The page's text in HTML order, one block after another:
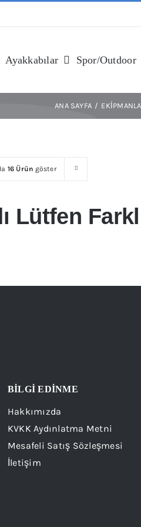
Ayakkabılar Spor/outdoor
ANA SAYFA
16 Ürün göster
Lütfen
BİLGİ EDİNME
Hakkımızda
KVKK Aydınlatma Metni
Mesafeli Satış Sözleşmesi
İletişim